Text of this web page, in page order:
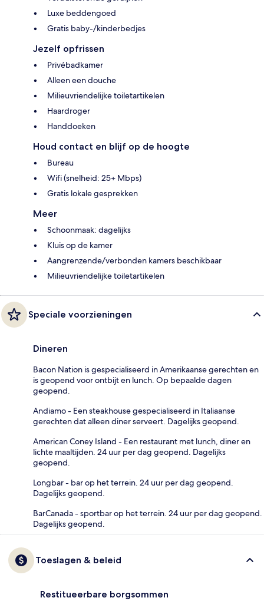
Luxe beddengoed
Gratis baby-/kinderbedjes
Jezelf opfrissen
Privébadkamer
Alleen een douche
Milieuvriendelijke toiletartikelen
Haardroger
Handdoeken
Houd contact en blijf op de hoogte
Bureau
Wifi (snelheid: 25+ Mbps)
Gratis lokale gesprekken
Meer
Schoonmaak: dagelijks
Kluis op de kamer
Aangrenzende/verbonden kamers beschikbaar
Milieuvriendelijke toiletartikelen
Speciale voorzieningen
Dineren
Bacon Nation is gespecialiseerd in Amerikaanse gerechten en
is geopend voor ontbijt en lunch. Op bepaalde dagen
geopend.
Andiamo - Een steakhouse gespecialiseerd in Italiaanse
gerechten dat alleen diner serveert. Dagelijks geopend.
American Coney Island - Een restaurant met lunch, diner en
lichte maaltijden. 24 uur per dag geopend. Dagelijks
geopend.
Longbar - bar op het terrein. 24 uur per dag geopend.
Dagelijks geopend.
BarCanada - sportbar op het terrein. 24 uur per dag geopend.
Dagelijks geopend.
Toeslagen & beleid
Restitueerbare borgsommen